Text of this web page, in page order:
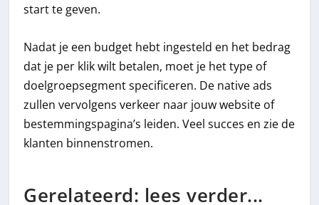
start te geven.
Nadat je een budget hebt ingesteld en het bedrag
dat je per klik wilt betalen, moet je het type of
doelgroepsegment specificeren. De native ads
zullen vervolgens verkeer naar jouw website of
bestemmingspagina’s leiden. Veel succes en zie de
klanten binnenstromen.
Gerelateerd: lees verder...